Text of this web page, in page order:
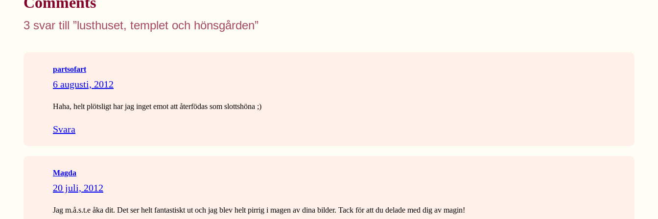
3 svar till ”lusthuset, templet och hönsgården”
partsofart
6 augusti, 2012
Haha, helt plötsligt har jag inget emot att återfödas som slottshöna ;)
Svara
Magda
20 juli, 2012
Jag m.å.s.t.e åka dit. Det ser helt fantastiskt ut och jag blev helt pirrig i magen av dina bilder. Tack för att du delade med dig av magin!